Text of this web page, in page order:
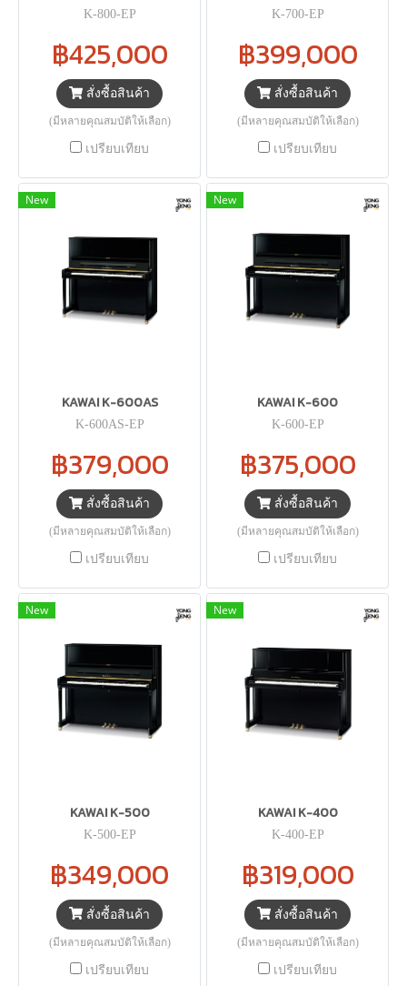
K-800-EP
฿425,000
สั่งซื้อสินค้า
(มีหลายคุณสมบัติให้เลือก)
เปรียบเทียบ
K-700-EP
฿399,000
สั่งซื้อสินค้า
(มีหลายคุณสมบัติให้เลือก)
เปรียบเทียบ
New
KAWAI K-600AS
K-600AS-EP
฿379,000
สั่งซื้อสินค้า
(มีหลายคุณสมบัติให้เลือก)
เปรียบเทียบ
New
KAWAI K-600
K-600-EP
฿375,000
สั่งซื้อสินค้า
(มีหลายคุณสมบัติให้เลือก)
เปรียบเทียบ
New
KAWAI K-500
K-500-EP
฿349,000
สั่งซื้อสินค้า
(มีหลายคุณสมบัติให้เลือก)
เปรียบเทียบ
New
KAWAI K-400
K-400-EP
฿319,000
สั่งซื้อสินค้า
(มีหลายคุณสมบัติให้เลือก)
เปรียบเทียบ